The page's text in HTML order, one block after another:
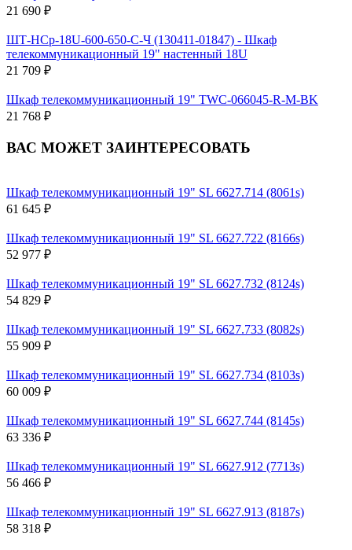
21 690 ₽
ШТ-НСр-18U-600-650-С-Ч (130411-01847) - Шкаф
телекоммуникационный 19" настенный 18U
21 709 ₽
Шкаф телекоммуникационный 19" TWC-066045-R-M-BK
21 768 ₽
ВАС МОЖЕТ ЗАИНТЕРЕСОВАТЬ
Шкаф телекоммуникационный 19" SL 6627.714 (8061s)
61 645 ₽
Шкаф телекоммуникационный 19" SL 6627.722 (8166s)
52 977 ₽
Шкаф телекоммуникационный 19" SL 6627.732 (8124s)
54 829 ₽
Шкаф телекоммуникационный 19" SL 6627.733 (8082s)
55 909 ₽
Шкаф телекоммуникационный 19" SL 6627.734 (8103s)
60 009 ₽
Шкаф телекоммуникационный 19" SL 6627.744 (8145s)
63 336 ₽
Шкаф телекоммуникационный 19" SL 6627.912 (7713s)
56 466 ₽
Шкаф телекоммуникационный 19" SL 6627.913 (8187s)
58 318 ₽